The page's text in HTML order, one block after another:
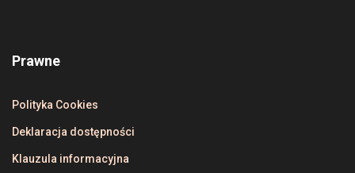
Prawne
Polityka Cookies
Deklaracja dostępności
Klauzula informacyjna